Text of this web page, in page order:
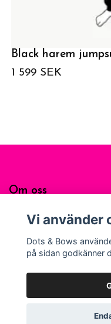
Black harem
1 599 SEK
Om oss
Sociala medier
© 2026
Vi använder
Dots & Bows
på sidan godkänner